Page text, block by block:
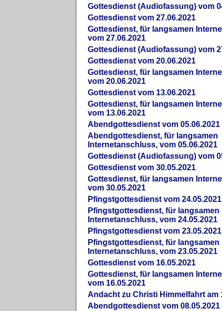
Gottesdienst (Audiofassung) vom
Gottesdienst vom 27.06.2021
Gottesdienst, für langsamen
vom 27.06.2021
Gottesdienst (Audiofassung) vom
Gottesdienst vom 20.06.2021
Gottesdienst, für langsamen
vom 20.06.2021
Gottesdienst vom 13.06.2021
Gottesdienst, für langsamen
vom 13.06.2021
Abendgottesdienst vom 05.06.2021
Abendgottesdienst, für langsamen
Internetanschluss, vom 05.06.2021
Gottesdienst (Audiofassung) vom
Gottesdienst vom 30.05.2021
Gottesdienst, für langsamen
vom 30.05.2021
Pfingstgottesdienst vom 24.05.2021
Pfingstgottesdienst, für langsamen
Internetanschluss, vom 24.05.2021
Pfingstgottesdienst vom 23.05.2021
Pfingstgottesdienst, für langsamen
Internetanschluss, vom 23.05.2021
Gottesdienst vom 16.05.2021
Gottesdienst, für langsamen
vom 16.05.2021
Andacht zu Christi Himmelfahrt am
Abendgottesdienst vom 08.05.2021